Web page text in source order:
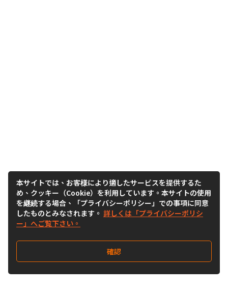
本サイトでは、お客様により適したサービスを提供するた
め、クッキー（Cookie）を利用しています。本サイトの使用
を継続する場合、「プライバシーポリシー」での事項に同意
したものとみなされます。 詳しくは「プライバシーポリシ
ー」へご覧下さい。
確認